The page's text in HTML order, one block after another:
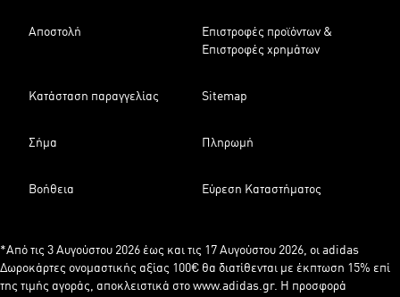
Αποστολή
Επιστροφές προϊόντων &
Επιστροφές χρημάτων
Κατάσταση παραγγελίας Sitemap
Σήμα Πληρωμή
Βοήθεια Εύρεση Καταστήματος
*Από τις 3 Αυγούστου 2026 έως και τις 17 Αυγούστου 2026, οι adidas
Δωροκάρτες ονομαστικής αξίας 100€ θα διατίθενται με έκπτωση 15% επί
της τιμής αγοράς, αποκλειστικά στο www.adidas.gr. Η προσφορά